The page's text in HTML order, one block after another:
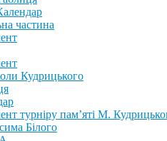
частина
Кудрицького
турніру пам’яті М.
Білого